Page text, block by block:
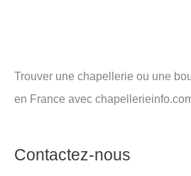
Trouver une chapellerie ou une
en France avec
Contactez-nous